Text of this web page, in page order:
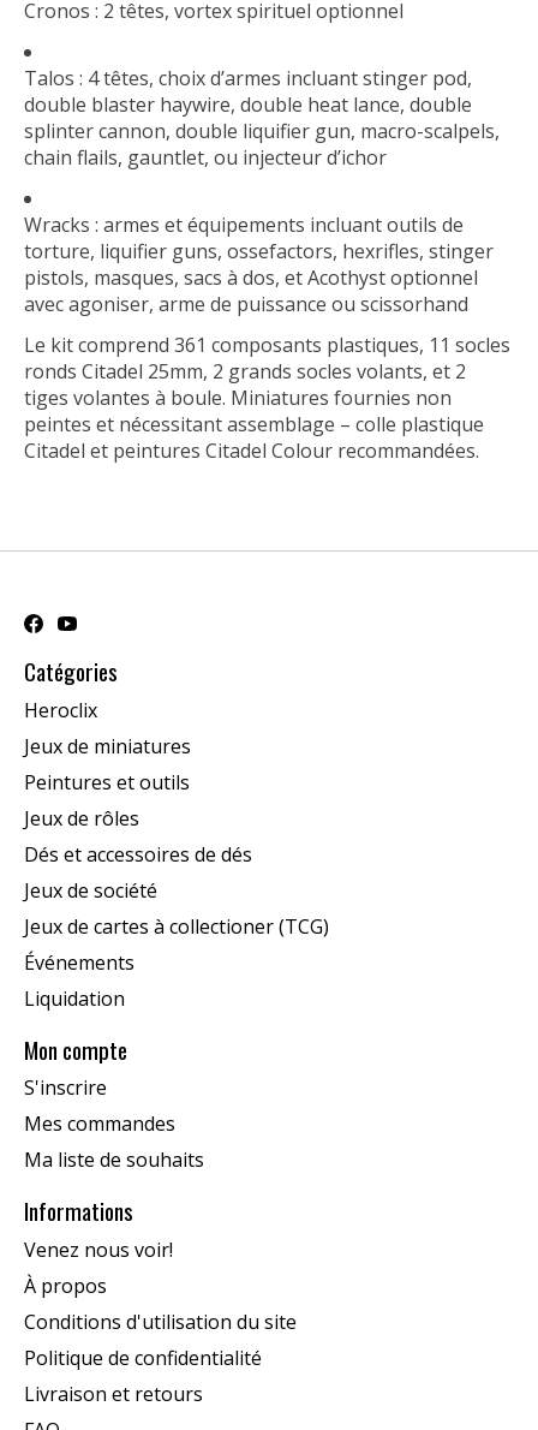
Cronos : 2 têtes, vortex spirituel optionnel
Talos : 4 têtes, choix d’armes incluant stinger pod,
double blaster haywire, double heat lance, double
splinter cannon, double liquifier gun, macro-scalpels,
chain flails, gauntlet, ou injecteur d’ichor
Wracks : armes et équipements incluant outils de
torture, liquifier guns, ossefactors, hexrifles, stinger
pistols, masques, sacs à dos, et Acothyst optionnel
avec agoniser, arme de puissance ou scissorhand
Le kit comprend 361 composants plastiques, 11 socles
ronds Citadel 25mm, 2 grands socles volants, et 2
tiges volantes à boule. Miniatures fournies non
peintes et nécessitant assemblage – colle plastique
Citadel et peintures Citadel Colour recommandées.
Catégories
Heroclix
Jeux de miniatures
Peintures et outils
Jeux de rôles
Dés et accessoires de dés
Jeux de société
Jeux de cartes à collectioner (TCG)
Événements
Liquidation
Mon compte
S'inscrire
Mes commandes
Ma liste de souhaits
Informations
Venez nous voir!
À propos
Conditions d'utilisation du site
Politique de confidentialité
Livraison et retours